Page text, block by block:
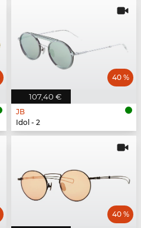
107,40 €
40 %
JB
Idol - 2
40 %